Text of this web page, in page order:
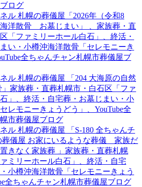
ログ
ル 札幌の葬儀屋「2026年（令和8
洋散骨 お墓じまい」 、家族葬・直
「ファミリーホール白石」、終活・
い・小樽沖海洋散骨「セレモニーき
全ちゃんチャン札幌市葬儀屋ブ
ル 札幌の葬儀屋 「204 大海原の自然
家族葬・直葬札幌市・白石区「ファ
」、終活・自宅葬・お墓じまい・小
レモニーきょうどう」、YouTube全
市葬儀屋ブログ
ル 札幌の葬儀屋 「S-180 全ちゃんチ
葬儀屋 お家にいるような葬儀 家族だ
きなく家族葬 」家族葬・直葬札幌
ミリーホール白石」、終活・自宅
小樽沖海洋散骨「セレモニーきょう
全ちゃんチャン札幌市葬儀屋ブログ